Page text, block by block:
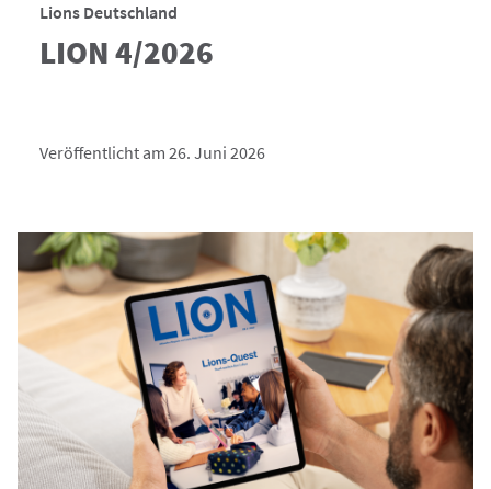
Lions Deutschland
LION 4/2026
Veröffentlicht am 26. Juni 2026